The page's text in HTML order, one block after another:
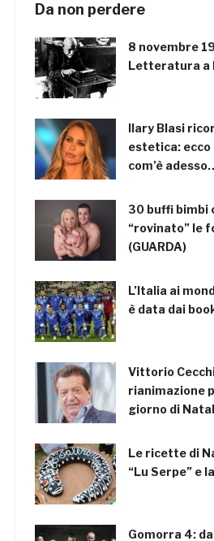
Da non perdere
8 novembre
Letteratura a
Ilary Blasi
estetica: ecco
com’è
30 buffi bimbi
“rovinato” le
(GUARDA)
L’Italia ai
è data dai
Vittorio
rianimazione
giorno di
Le ricette di
“Lu Serpe” e
Gomorra 4: